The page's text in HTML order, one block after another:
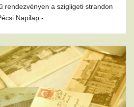
rendezvényen a szigligeti strandon
Napilap -